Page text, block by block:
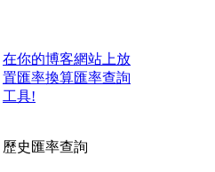
在你的博客網站上放
置匯率換算匯率查詢
工具!
歷史匯率查詢